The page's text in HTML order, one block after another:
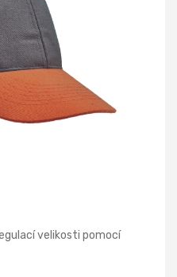
velikosti pomocí